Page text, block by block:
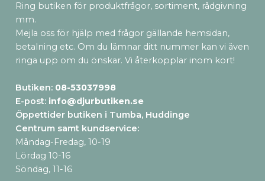
Ring butiken för produktfrågor, sortiment, rådgivning
mm.
Mejla oss för hjälp med frågor gällande hemsidan,
betalning etc. Om du lämnar ditt nummer kan vi även
ringa upp om du önskar. Vi återkopplar inom kort!
Butiken: 08-53037998
E-post: info@djurbutiken.se
Öppettider butiken i Tumba, Huddinge
Centrum samt kundservice:
Måndag-Fredag, 10-19
Lördag 10-16
Söndag, 11-16